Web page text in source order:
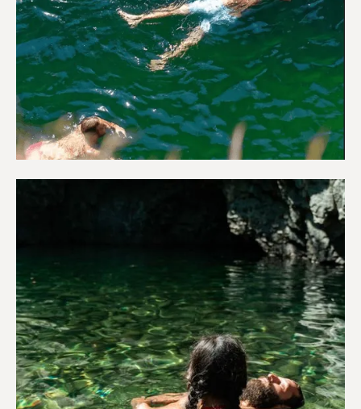
Περιπέτεια & Ύπαιθρο